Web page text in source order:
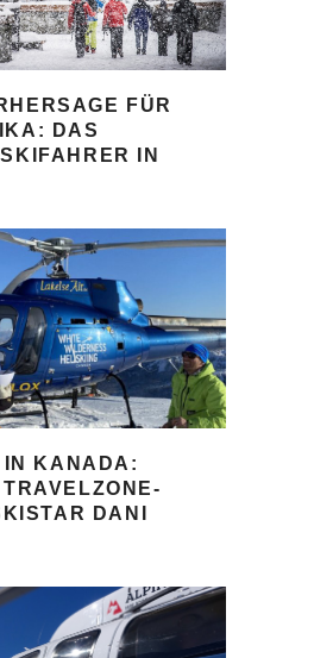
FÜR
DAS
IN
IN KANADA:
DANI